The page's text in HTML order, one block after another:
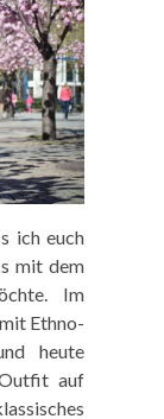
ich euch
mit dem
Im
Ethno-
heute
auf